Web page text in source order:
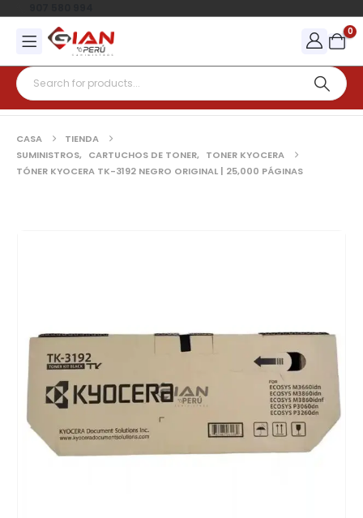
0
CASA
TIENDA
SUMINISTROS, CARTUCHOS DE TONER, TONER KYOCERA
TÓNER KYOCERA TK-3192 NEGRO ORIGINAL | 25,000 PÁGINAS